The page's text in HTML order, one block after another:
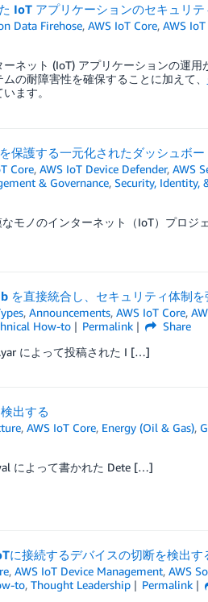
IoT アプリケーションのセキュリ
Data Firehose,AWS IoT Core,AWS
ネット (IoT) アプリケーションの運
の耐障害性を確保することに加えて、
ます。
保護する一元化されたダッシュボー
Core,AWS IoT Device Defender,AWS
& Governance, Security, Identity,
モノのインターネット（IoT）プロ
を直接統合し、セキュリティ体制を
,Announcements,AWS IoT Core,
How-to Permalink
Share
によって投稿された I […]
出する
,AWS IoT Core, Energy (Oil & Gas),
によって書かれた Dete […]
に接続するデバイスの切断を検出す
,AWS IoT Device Management,AWS
to, Thought Leadership Permalink